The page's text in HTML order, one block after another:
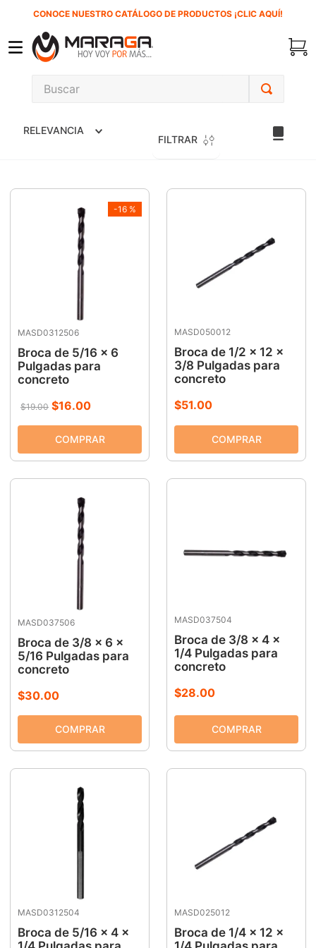
CONOCE NUESTRO CATÁLOGO DE PRODUCTOS ¡CLIC AQUÍ!
Buscar
RELEVANCIA
FILTRAR
-16 %
MASD0312506
Broca de 5/16 x 6
Pulgadas para
concreto
$19.00 $16.00
MASD050012
Broca de 1/2 x 12 x
3/8 Pulgadas para
concreto
$51.00
MASD037506
Broca de 3/8 x 6 x
5/16 Pulgadas para
concreto
$30.00
MASD037504
Broca de 3/8 x 4 x
1/4 Pulgadas para
concreto
$28.00
MASD0312504
Broca de 5/16 x 4 x
MASD025012
Broca de 1/4 x 12 x
carbones
3.
interruptor
sierra sable
ke500
-cut